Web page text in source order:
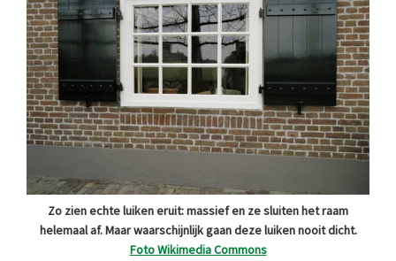
Zo zien echte luiken eruit: massief en ze sluiten het raam
helemaal af. Maar waarschijnlijk gaan deze luiken nooit dicht.
Foto Wikimedia Commons